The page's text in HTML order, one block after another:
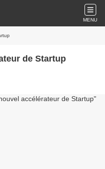
MENU
de Startup